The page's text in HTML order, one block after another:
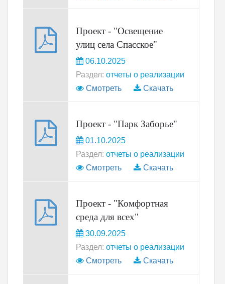
Проект - "Освещение
улиц села Спасское"
06.10.2025
Раздел: отчеты о реализации
Смотреть
Скачать
Проект - "Парк Заборье"
01.10.2025
Раздел: отчеты о реализации
Смотреть
Скачать
Проект - "Комфортная
среда для всех"
30.09.2025
Раздел: отчеты о реализации
Смотреть
Скачать